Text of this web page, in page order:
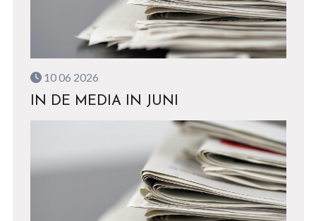
10 06 2026
IN DE MEDIA IN JUNI